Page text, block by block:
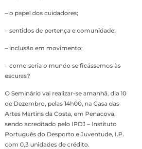
– o papel dos cuidadores;
– sentidos de pertença e comunidade;
– inclusão em movimento;
– como seria o mundo se ficássemos às
escuras?
O Seminário vai realizar-se amanhã, dia 10
de Dezembro, pelas 14h00, na Casa das
Artes Martins da Costa, em Penacova,
sendo acreditado pelo IPDJ – Instituto
Português do Desporto e Juventude, I.P.
com 0,3 unidades de crédito.